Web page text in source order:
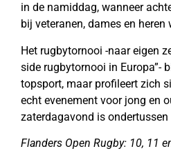
in de namiddag, wanneer
bij veteranen, dames en heren
Het rugbytornooi -naar eigen
side rugbytornooi in Europa”-
topsport, maar profileert zich
echt evenement voor jong en
zaterdagavond is ondertussen
Flanders Open Rugby: 10, 11